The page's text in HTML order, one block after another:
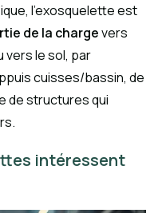
l’exosquelette est
de la chargevers
vers le sol, par
cuisses/bassin, de
de structures qui
intéressent